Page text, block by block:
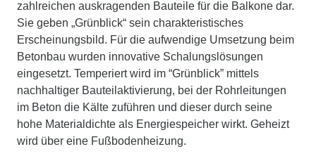
zahlreichen auskragenden Bauteile für die Balkone dar.
Sie geben „Grünblick“ sein charakteristisches
Erscheinungsbild. Für die aufwendige Umsetzung beim
Betonbau wurden innovative Schalungslösungen
eingesetzt. Temperiert wird im “Grünblick” mittels
nachhaltiger Bauteilaktivierung, bei der Rohrleitungen
im Beton die Kälte zuführen und dieser durch seine
hohe Materialdichte als Energiespeicher wirkt. Geheizt
wird über eine Fußbodenheizung.